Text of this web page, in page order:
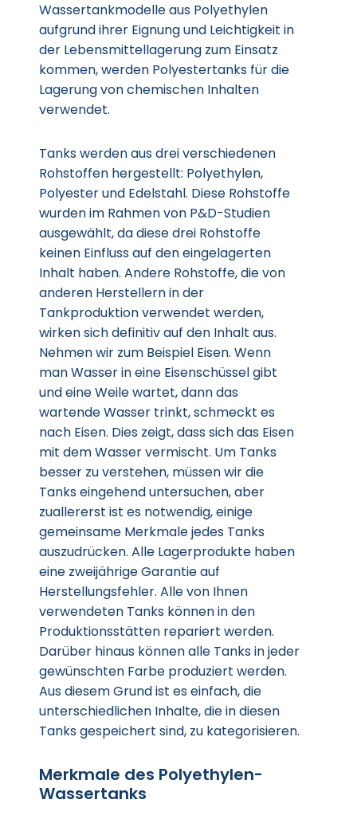
Wassertankmodelle aus Polyethylen
aufgrund ihrer Eignung und Leichtigkeit in
der Lebensmittellagerung zum Einsatz
kommen, werden Polyestertanks für die
Lagerung von chemischen Inhalten
verwendet.
Tanks werden aus drei verschiedenen
Rohstoffen hergestellt: Polyethylen,
Polyester und Edelstahl. Diese Rohstoffe
wurden im Rahmen von P&D-Studien
ausgewählt, da diese drei Rohstoffe
keinen Einfluss auf den eingelagerten
Inhalt haben. Andere Rohstoffe, die von
anderen Herstellern in der
Tankproduktion verwendet werden,
wirken sich definitiv auf den Inhalt aus.
Nehmen wir zum Beispiel Eisen. Wenn
man Wasser in eine Eisenschüssel gibt
und eine Weile wartet, dann das
wartende Wasser trinkt, schmeckt es
nach Eisen. Dies zeigt, dass sich das Eisen
mit dem Wasser vermischt. Um Tanks
besser zu verstehen, müssen wir die
Tanks eingehend untersuchen, aber
zuallererst ist es notwendig, einige
gemeinsame Merkmale jedes Tanks
auszudrücken. Alle Lagerprodukte haben
eine zweijährige Garantie auf
Herstellungsfehler. Alle von Ihnen
verwendeten Tanks können in den
Produktionsstätten repariert werden.
Darüber hinaus können alle Tanks in jeder
gewünschten Farbe produziert werden.
Aus diesem Grund ist es einfach, die
unterschiedlichen Inhalte, die in diesen
Tanks gespeichert sind, zu kategorisieren.
Merkmale des Polyethylen-
Wassertanks